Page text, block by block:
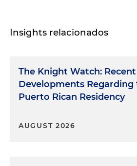
Insights relacionados
The Knight Watch: Recent
Developments Regarding
Puerto Rican Residency
AUGUST 2026